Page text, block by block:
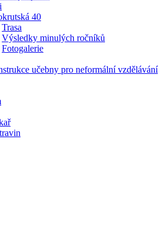
40
Trasa
Výsledky minulých ročníků
Fotogalerie
učebny pro neformální vzdělávání